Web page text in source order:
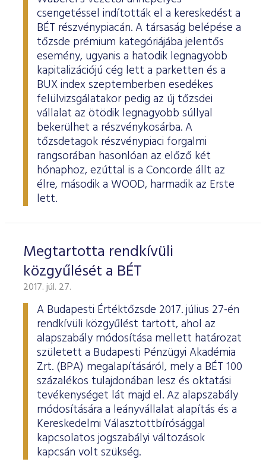
csengetéssel indították el a kereskedést a
BÉT részvénypiacán. A társaság belépése a
tőzsde prémium kategóriájába jelentős
esemény, ugyanis a hatodik legnagyobb
kapitalizációjú cég lett a parketten és a
BUX index szeptemberben esedékes
felülvizsgálatakor pedig az új tőzsdei
vállalat az ötödik legnagyobb súllyal
bekerülhet a részvénykosárba. A
tőzsdetagok részvénypiaci forgalmi
rangsorában hasonlóan az előző két
hónaphoz, ezúttal is a Concorde állt az
élre, második a WOOD, harmadik az Erste
lett.
Megtartotta rendkívüli
közgyűlését a BÉT
2017. júl. 27.
A Budapesti Értéktőzsde 2017. július 27-én
rendkívüli közgyűlést tartott, ahol az
alapszabály módosítása mellett határozat
született a Budapesti Pénzügyi Akadémia
Zrt. (BPA) megalapításáról, mely a BÉT 100
százalékos tulajdonában lesz és oktatási
tevékenységet lát majd el. Az alapszabály
módosítására a leányvállalat alapítás és a
Kereskedelmi Választottbírósággal
kapcsolatos jogszabályi változások
kapcsán volt szükség.